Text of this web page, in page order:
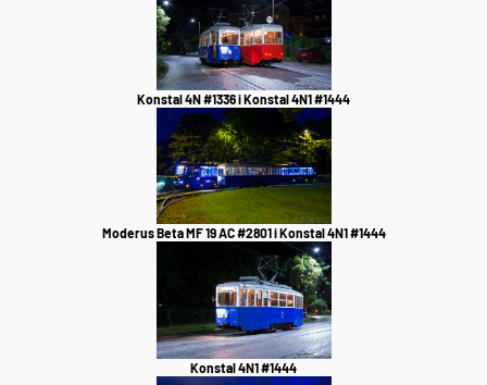
Konstal 4N #1336 i Konstal 4N1 #1444
Moderus Beta MF 19 AC #2801 i Konstal 4N1 #1444
Konstal 4N1 #1444